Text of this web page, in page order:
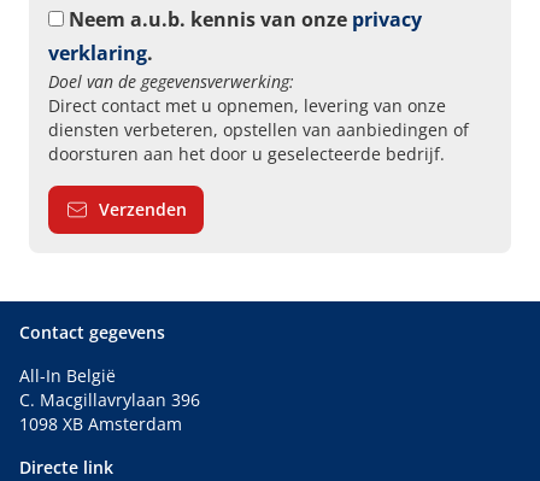
Neem a.u.b. kennis van onze privacy
verklaring.
Doel van de gegevensverwerking:
Direct contact met u opnemen, levering van onze
diensten verbeteren, opstellen van aanbiedingen of
doorsturen aan het door u geselecteerde bedrijf.
Verzenden
Contact gegevens
All-In België
C. Macgillavrylaan 396
1098 XB Amsterdam
Directe link